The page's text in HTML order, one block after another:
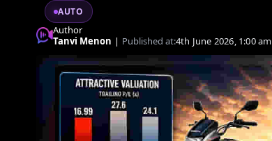
AUTO
Author
Tanvi Menon | Published at:4th June 2026, 1:00 am